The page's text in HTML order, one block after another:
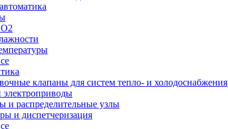
клапаны для систем тепло- и холодоснабжения
и распределительные узлы
и диспетчеризация